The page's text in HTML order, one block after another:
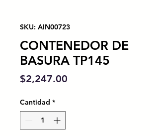
SKU: AIN00723
CONTENEDOR DE
BASURA TP145
$2,247.00
Cantidad *